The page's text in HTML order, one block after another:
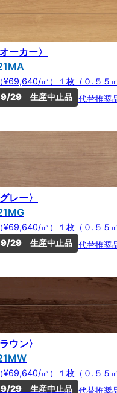
ーカー〉
㎡）１枚（０.５５
29　生産中止品 代替推奨
レー〉
㎡）１枚（０.５５
29　生産中止品 代替推奨
ウン〉
㎡）１枚（０.５５
29　生産中止品 代替推奨